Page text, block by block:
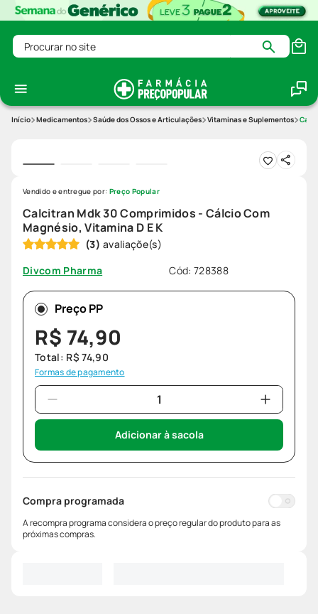
Procurar no site
Medicamentos Saúde dos Ossos e Articulações Vitaminas e Suplementos
Calcitran Mdk 30 Comprimidos - Cálcio Com
Magnésio, Vitamina D E K
(3)
Divcom Pharma
Cód: 728388
Vendido e entregue por: Preço Popular
Preço PP
R$ 74,90
Total: R$ 74,90
Formas de pagamento
Adicionar à sacola
Compra programada
A recompra programa considera o preço regular do produto para as
próximas compras.